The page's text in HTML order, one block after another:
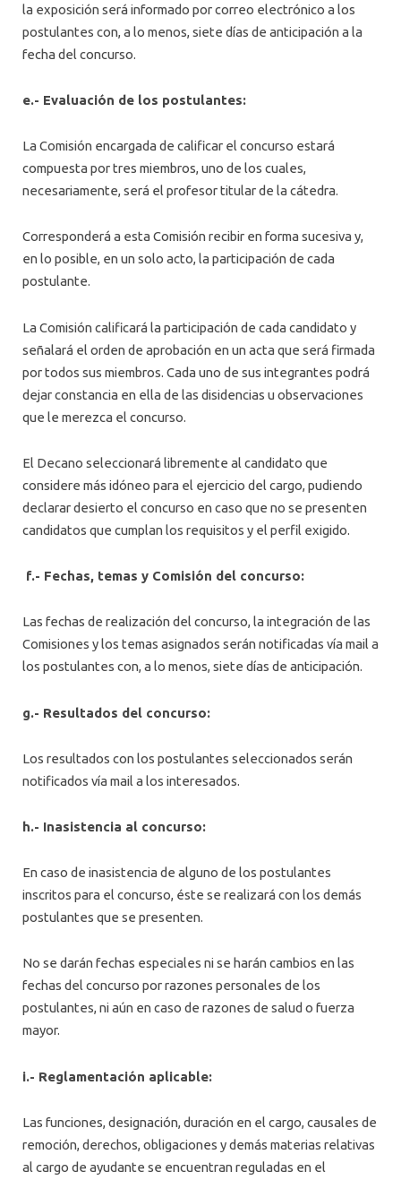
la exposición será informado por correo electrónico a los
postulantes con, a lo menos, siete días de anticipación a la
fecha del concurso.
e.- Evaluación de los postulantes:
La Comisión encargada de calificar el concurso estará
compuesta por tres miembros, uno de los cuales,
necesariamente, será el profesor titular de la cátedra.
Corresponderá a esta Comisión recibir en forma sucesiva y,
en lo posible, en un solo acto, la participación de cada
postulante.
La Comisión calificará la participación de cada candidato y
señalará el orden de aprobación en un acta que será firmada
por todos sus miembros. Cada uno de sus integrantes podrá
dejar constancia en ella de las disidencias u observaciones
que le merezca el concurso.
El Decano seleccionará libremente al candidato que
considere más idóneo para el ejercicio del cargo, pudiendo
declarar desierto el concurso en caso que no se presenten
candidatos que cumplan los requisitos y el perfil exigido.
f.- Fechas, temas y Comisión del concurso:
Las fechas de realización del concurso, la integración de las
Comisiones y los temas asignados serán notificadas vía mail a
los postulantes con, a lo menos, siete días de anticipación.
g.- Resultados del concurso:
Los resultados con los postulantes seleccionados serán
notificados vía mail a los interesados.
h.- Inasistencia al concurso:
En caso de inasistencia de alguno de los postulantes
inscritos para el concurso, éste se realizará con los demás
postulantes que se presenten.
No se darán fechas especiales ni se harán cambios en las
fechas del concurso por razones personales de los
postulantes, ni aún en caso de razones de salud o fuerza
mayor.
i.- Reglamentación aplicable:
Las funciones, designación, duración en el cargo, causales de
remoción, derechos, obligaciones y demás materias relativas
al cargo de ayudante se encuentran reguladas en el